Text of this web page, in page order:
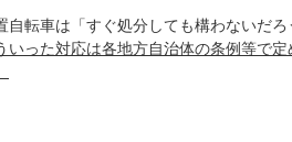
自転車は「すぐ処分しても構わないだ
いった対応は各地方自治体の条例等で